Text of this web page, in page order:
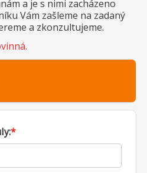
a je s nimi zacházeno
Vám zašleme na zadaný
a zkonzultujeme.
*